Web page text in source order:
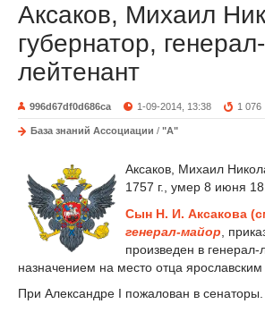
Аксаков, Михаил
губернатор, генерал-
лейтенант
996d67df0d686ca 1-09-2014, 13:38 1 076
База знаний Ассоциации / "А"
Аксаков, Михаил
1757 г., умер 8 июня
Сын Н. И. Аксакова
генерал-майор ,
произведен в генерал-
назначением на место отца ярославским
При Александре I пожалован в сенаторы.